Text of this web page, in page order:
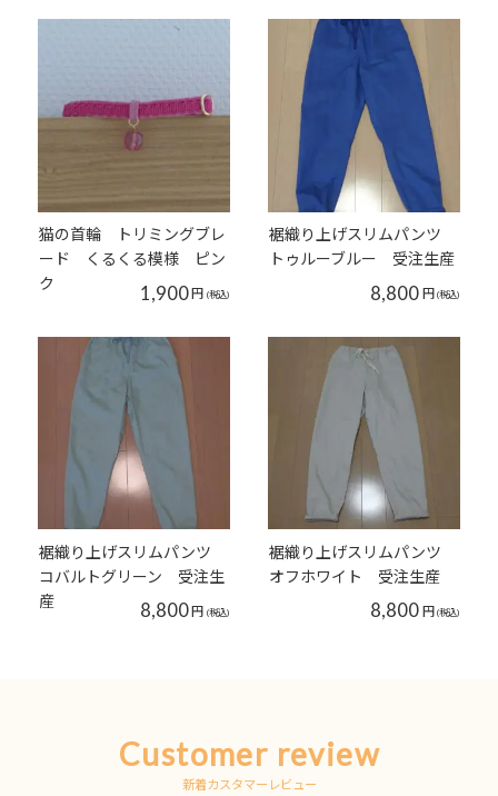
猫の首輪 トリミングブレ
ード くるくる模様 ピン
ク
1,900円 (税込)
裾織り上げスリムパンツ
トゥルーブルー 受注生産
8,800円 (税込)
裾織り上げスリムパンツ
コバルトグリーン 受注生
産
8,800円 (税込)
裾織り上げスリムパンツ
オフホワイト 受注生産
8,800円 (税込)
Customer review
新着カスタマーレビュー